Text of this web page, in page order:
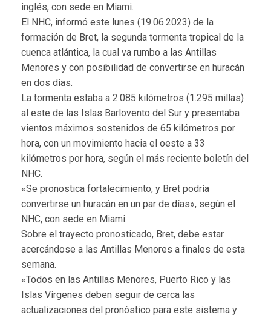
inglés, con sede en Miami.
El NHC, informó este lunes (19.06.2023) de la
formación de Bret, la segunda tormenta tropical de la
cuenca atlántica, la cual va rumbo a las Antillas
Menores y con posibilidad de convertirse en huracán
en dos días.
La tormenta estaba a 2.085 kilómetros (1.295 millas)
al este de las Islas Barlovento del Sur y presentaba
vientos máximos sostenidos de 65 kilómetros por
hora, con un movimiento hacia el oeste a 33
kilómetros por hora, según el más reciente boletín del
NHC.
«Se pronostica fortalecimiento, y Bret podría
convertirse un huracán en un par de días», según el
NHC, con sede en Miami.
Sobre el trayecto pronosticado, Bret, debe estar
acercándose a las Antillas Menores a finales de esta
semana.
«Todos en las Antillas Menores, Puerto Rico y las
Islas Vírgenes deben seguir de cerca las
actualizaciones del pronóstico para este sistema y